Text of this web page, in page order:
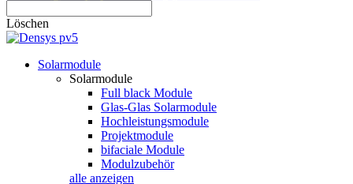
Löschen
Solarmodule
Solarmodule
Full black Module
Glas-Glas Solarmodule
Hochleistungsmodule
Projektmodule
bifaciale Module
Modulzubehör
alle anzeigen